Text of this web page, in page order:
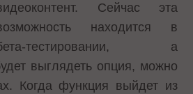
Сейчас эта
находится в
тестировании, а
выглядеть опция, можно
. Когда функция выйдет из